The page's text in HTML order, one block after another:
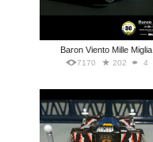
Baron Viento Mille Miglia
7170 202 4